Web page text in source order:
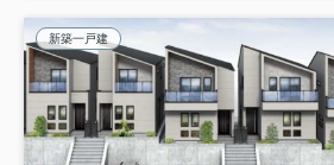
新築一戸建